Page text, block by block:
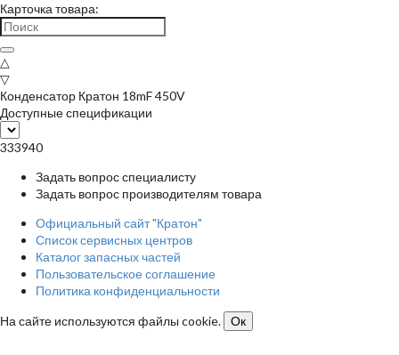
Карточка товара:
△
▽
Конденсатор Кратон 18mF 450V
Доступные спецификации
333940
Задать вопрос специалисту
Задать вопрос производителям товара
Официальный сайт "Кратон"
Список сервисных центров
Каталог запасных частей
Пользовательское соглашение
Политика конфиденциальности
На сайте используются файлы cookie.
Ок